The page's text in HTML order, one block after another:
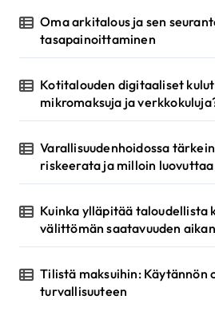
l
a
u
Oma arkitalous ja sen
tasapainoittaminen
Kotitalouden digitaaliset
mikromaksuja ja
Varallisuudenhoidossa
riskeerata ja milloin luovuttaa
Kuinka ylläpitää taloudellista
välittömän saatavuuden
Tilistä maksuihin: Käytännön
turvallisuuteen